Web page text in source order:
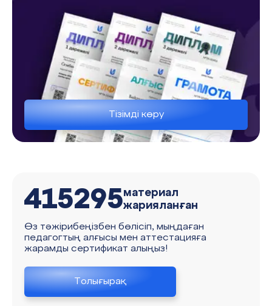
Тізімді көру
415295материал
жарияланған
Өз тәжірибеңізбен бөлісіп, мыңдаған
педагогтың алғысы мен аттестацияға
жарамды сертификат алыңыз!
Толығырақ